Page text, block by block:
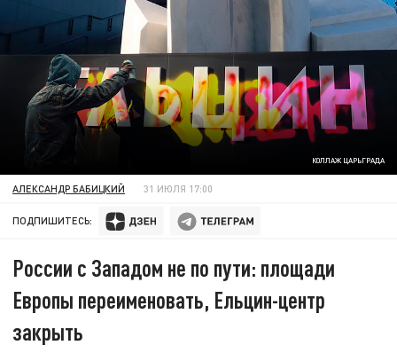
КОЛЛАЖ ЦАРЬГРАДА
АЛЕКСАНДР БАБИЦКИЙ 31 ИЮЛЯ 17:00
ПОДПИШИТЕСЬ:
России с Западом не по пути: площади
Европы переименовать, Ельцин-центр
закрыть